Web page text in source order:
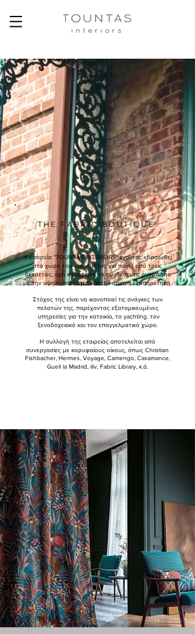
THE FABRIC BOUTIQUE
Η εταιρεία "TOUNTAS INTERIORS" έχοντας εδραιωθεί
στο χώρο του υφάσματος για πάνω από τρεις
δεκαετίες, έχει καταφέρει να συνδέσει το όνομα της
με την υψηλή ποιότητα και την άριστη εξυπηρέτηση.
Στόχος της είναι να ικανοποιεί τις ανάγκες των
πελατών της, παρέχοντας εξατομικευμένες
υπηρεσίες για την κατοικία, το yachting, τον
ξενοδοχειακό και τον επαγγελματικό χώρο.
Η συλλογή της εταιρείας αποτελείται από
συνεργασίες με κορυφαίους οίκους, όπως Christian
Fishbacher, Hermes, Voyage, Camengo, Casamance,
Guell la Madrid, iliv, Fabric Library, κ.ά.